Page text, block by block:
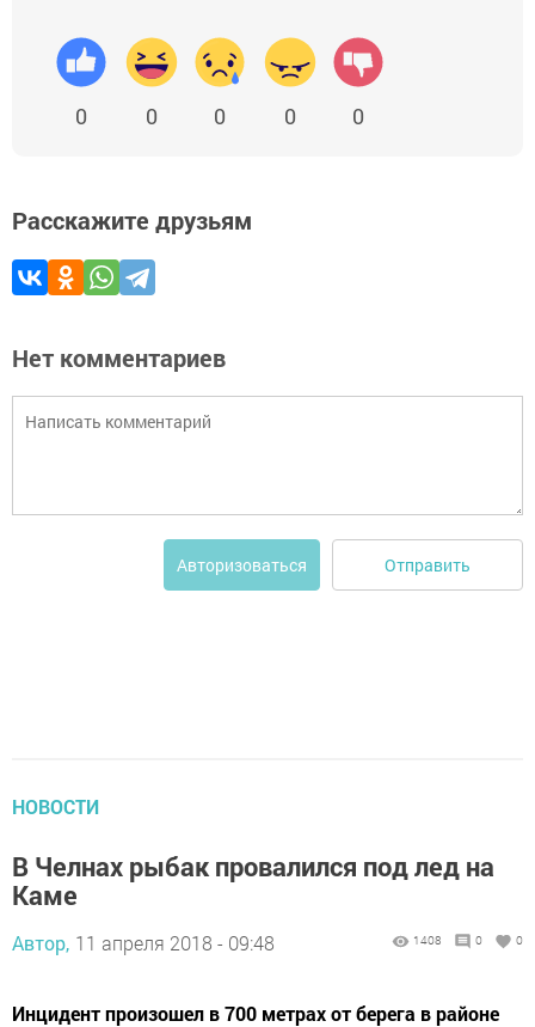
0 0 0 0 0
Расскажите друзьям
Нет комментариев
Авторизоваться Отправить
НОВОСТИ
В Челнах рыбак провалился под лед на
Каме
Автор, 11 апреля 2018 - 09:48 1408 0 0
Инцидент произошел в 700 метрах от берега в районе